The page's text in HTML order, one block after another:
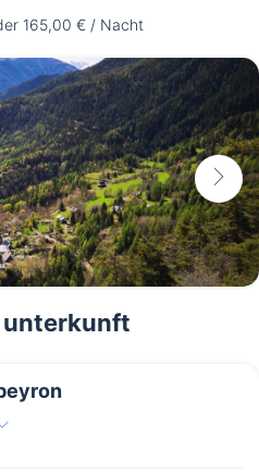
165,00 € / Nacht
unterkunft